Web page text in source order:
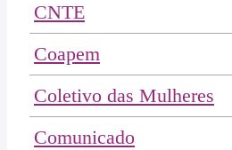
CNTE
Coapem
Coletivo das Mulheres
Comunicado